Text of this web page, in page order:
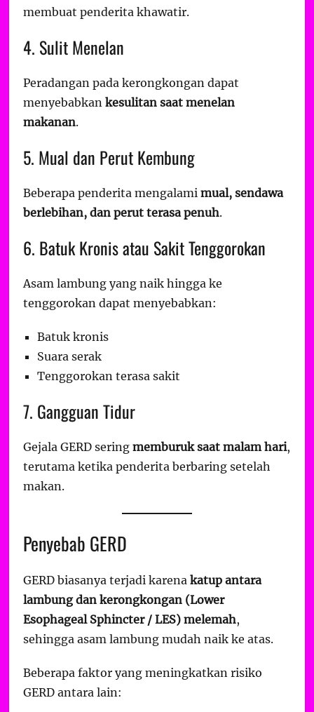
membuat penderita khawatir.
4. Sulit Menelan
Peradangan pada kerongkongan dapat
menyebabkankesulitan saat menelan
makanan.
5. Mual dan Perut Kembung
Beberapa penderita mengalamimual, sendawa
berlebihan, dan perut terasa penuh.
6. Batuk Kronis atau Sakit Tenggorokan
Asam lambung yang naik hingga ke
tenggorokan dapat menyebabkan:
Batuk kronis
Suara serak
Tenggorokan terasa sakit
7. Gangguan Tidur
Gejala GERD seringmemburuk saat malam hari,
terutama ketika penderita berbaring setelah
makan.
Penyebab GERD
GERD biasanya terjadi karenakatup antara
lambung dan kerongkongan (Lower
Esophageal Sphincter / LES) melemah,
sehingga asam lambung mudah naik ke atas.
Beberapa faktor yang meningkatkan risiko
GERD antara lain: